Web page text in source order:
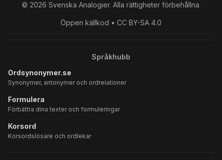
© 2026 Svenska Analogier. Alla rättigheter förbehållna.
Öppen källkod • CC BY-SA 4.0
Språkhubb
Ordsynonymer.se
Synonymer, antonymer och ordrelationer
Formulera
Förbättra dina texter och formuleringar
Korsord
Korsordslösare och ordlekar